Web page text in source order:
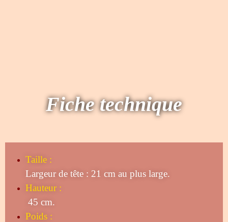
Fiche technique
Taille :
Largeur de tête : 21 cm au plus large.
Hauteur :
45 cm.
Poids :